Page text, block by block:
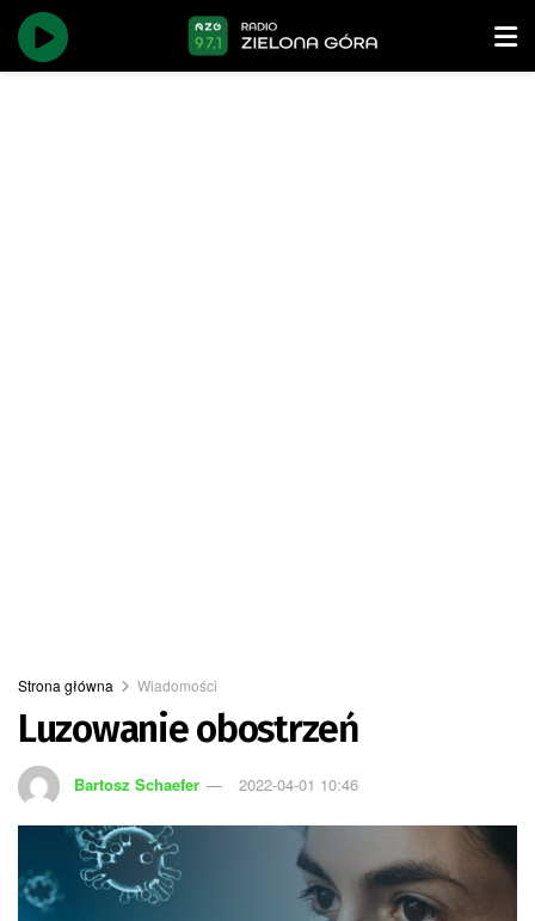
Strona główna Wiadomości
Luzowanie obostrzeń
Bartosz Schaefer 2022-04-01 10:46